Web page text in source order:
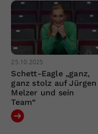
25.10.2025
Schett-Eagle „ganz,
ganz stolz auf Jürgen
Melzer und sein
Team“